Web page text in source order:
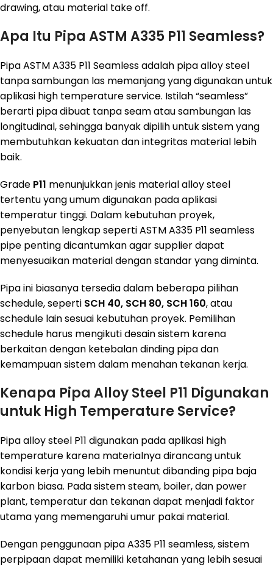
drawing, atau material take off.
Apa Itu Pipa ASTM A335 P11 Seamless?
Pipa ASTM A335 P11 Seamless adalah pipa alloy steel
tanpa sambungan las memanjang yang digunakan untuk
aplikasi high temperature service. Istilah “seamless”
berarti pipa dibuat tanpa seam atau sambungan las
longitudinal, sehingga banyak dipilih untuk sistem yang
membutuhkan kekuatan dan integritas material lebih
baik.
Grade P11 menunjukkan jenis material alloy steel
tertentu yang umum digunakan pada aplikasi
temperatur tinggi. Dalam kebutuhan proyek,
penyebutan lengkap seperti ASTM A335 P11 seamless
pipe penting dicantumkan agar supplier dapat
menyesuaikan material dengan standar yang diminta.
Pipa ini biasanya tersedia dalam beberapa pilihan
schedule, seperti SCH 40, SCH 80, SCH 160, atau
schedule lain sesuai kebutuhan proyek. Pemilihan
schedule harus mengikuti desain sistem karena
berkaitan dengan ketebalan dinding pipa dan
kemampuan sistem dalam menahan tekanan kerja.
Kenapa Pipa Alloy Steel P11 Digunakan
untuk High Temperature Service?
Pipa alloy steel P11 digunakan pada aplikasi high
temperature karena materialnya dirancang untuk
kondisi kerja yang lebih menuntut dibanding pipa baja
karbon biasa. Pada sistem steam, boiler, dan power
plant, temperatur dan tekanan dapat menjadi faktor
utama yang memengaruhi umur pakai material.
Dengan penggunaan pipa A335 P11 seamless, sistem
perpipaan dapat memiliki ketahanan yang lebih sesuai